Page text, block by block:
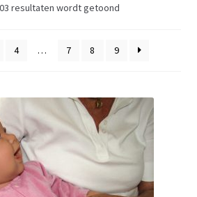
resultaten wordt getoond
4 … 7 8 9